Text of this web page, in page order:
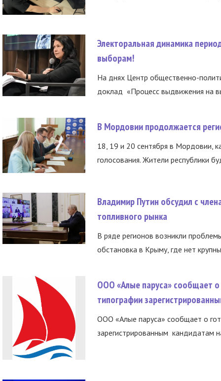
Электоральная динамика
выборам!
На днях Центр общественно-
доклад «Процесс выдвижения на
В Мордовии продолжается
18, 19 и 20 сентября в Мордовии,
голосования. Жители республики
Владимир Путин обсудил с
топливного рынка
В ряде регионов возникли
обстановка в Крыму, где нет
ООО «Алые паруса» сообщает о
типографии
ООО «Алые паруса» сообщает о
зарегистрированным кандидатам